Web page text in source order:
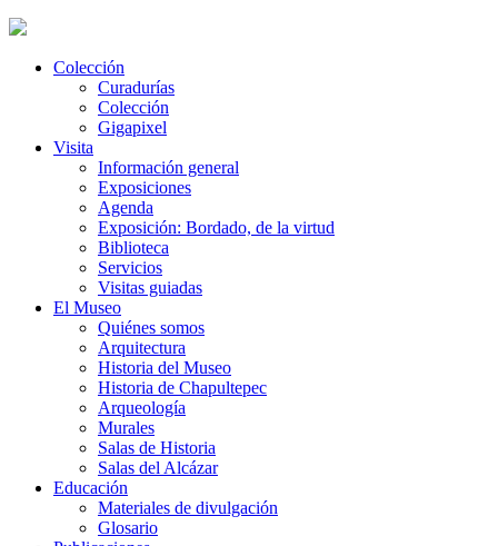
Colección
Curadurías
Colección
Gigapixel
Visita
Información general
Exposiciones
Agenda
Exposición: Bordado, de la virtud
Biblioteca
Servicios
Visitas guiadas
El Museo
Quiénes somos
Arquitectura
Historia del Museo
Historia de Chapultepec
Arqueología
Murales
Salas de Historia
Salas del Alcázar
Educación
Materiales de divulgación
Glosario